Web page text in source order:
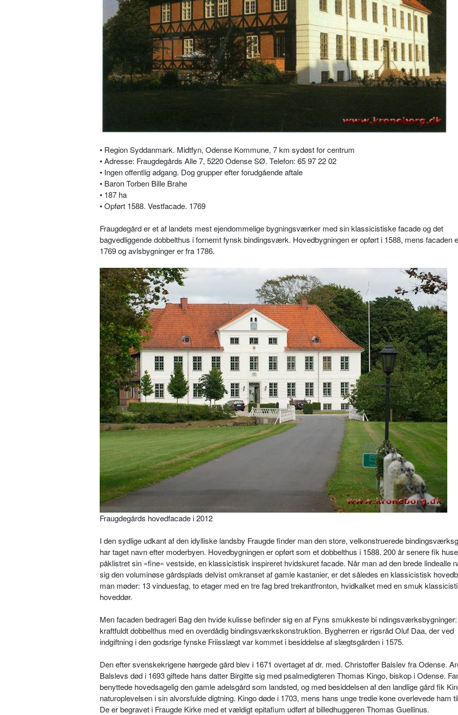
• Region Syddanmark. Midtfyn, Odense Kommune, 7 km sydøst for centrum
• Adresse: Fraugdegårds Alle 7, 5220 Odense SØ. Telefon: 65 97 22 02
• Ingen offentlig adgang. Dog grupper efter forudgående aftale
• Baron Torben Bille Brahe
• 187 ha
• Opført 1588. Vestfacade. 1769
Fraugdegård er et af landets mest ejendommelige bygningsværker med sin klassicistiske facade og det
bagvedliggende dobbelthus i fornemt fynsk bindingsværk. Hovedbygningen er opført i 1588, mens facaden
1769 og avlsbygninger er fra 1786.
Fraugdegårds hovedfacade i 2012
I den sydlige udkant af den idylliske landsby Fraugde finder man den store, velkonstruerede
har taget navn efter moderbyen. Hovedbygningen er opført som et dobbelthus i 1588. 200 år senere fik
påklistret sin »fine« vestside, en klassicistisk inspireret hvidskuret facade. Når man ad den brede lindealle
sig den voluminøse gårdsplads delvist omkranset af gamle kastanier, er det således en klassicistisk
man møder: 13 vinduesfag, to etager med en tre fag bred trekantfronton, hvidkalket med en smuk
hoveddør.
Men facaden bedrageri Bag den hvide kulisse befinder sig en af Fyns smukkeste bi
kraftfuldt dobbelthus med en overdådig bindingsværkskonstruktion. Bygherren er rigsråd Oluf Daa, der ved
indgiftning i den godsrige fynske Friisslægt var kommet i besiddelse af slægtsgården i 1575.
Den efter svenskekrigene hærgede gård blev i 1671 overtaget af dr. med. Christoffer Balslev fra Odense.
Balslevs død i 1693 giftede hans datter Birgitte sig med psalmedigteren Thomas Kingo, biskop i Odense.
benyttede hovedsagelig den gamle adelsgård som landsted, og med besiddelsen af den landlige gård fik
naturoplevelsen i sin alvorsfulde digtning. Kingo døde i 1703, mens hans unge tredie kone overlevede ham
De er begravet i Fraugde Kirke med et vældigt epitafium udført af billedhuggeren Thomas Guellinus.